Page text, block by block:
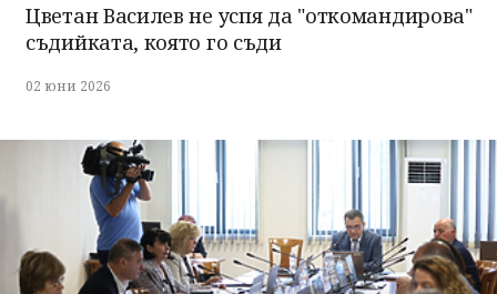
Цветан Василев не успя да "откомандирова"
съдийката, която го съди
02 юни 2026